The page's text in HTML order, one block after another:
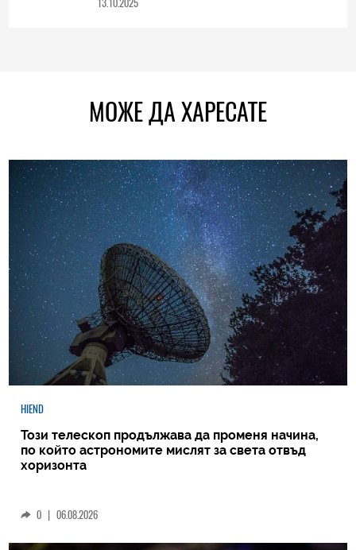
МОЖЕ ДА ХАРЕСАТЕ
HIEND
Този телескоп продължава да променя начина,
по който астрономите мислят за света отвъд
хоризонта
0 | 06.08.2026